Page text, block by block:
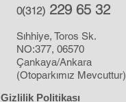
0(312) 229 65 32
Sıhhiye, Toros Sk.
NO:377, 06570
Çankaya/Ankara
(Otoparkımız Mevcuttur)
Gizlilik Politikası